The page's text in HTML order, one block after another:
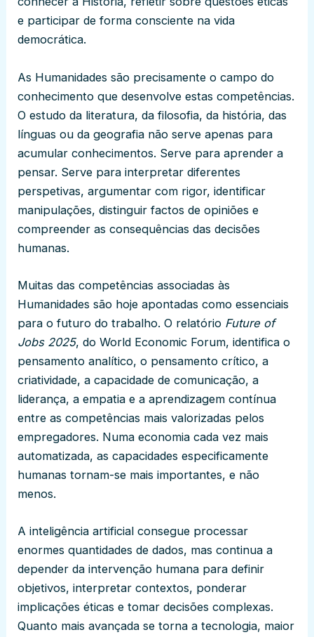
e participar de forma consciente na vida
democrática.
As Humanidades são precisamente o campo do
conhecimento que desenvolve estas competências.
O estudo da literatura, da filosofia, da história, das
línguas ou da geografia não serve apenas para
acumular conhecimentos. Serve para aprender a
pensar. Serve para interpretar diferentes
perspetivas, argumentar com rigor, identificar
manipulações, distinguir factos de opiniões e
compreender as consequências das decisões
humanas.
Muitas das competências associadas às
Humanidades são hoje apontadas como essenciais
para o futuro do trabalho. O relatório Future of
Jobs 2025, do World Economic Forum, identifica o
pensamento analítico, o pensamento crítico, a
criatividade, a capacidade de comunicação, a
liderança, a empatia e a aprendizagem contínua
entre as competências mais valorizadas pelos
empregadores. Numa economia cada vez mais
automatizada, as capacidades especificamente
humanas tornam-se mais importantes, e não
menos.
A inteligência artificial consegue processar
enormes quantidades de dados, mas continua a
depender da intervenção humana para definir
objetivos, interpretar contextos, ponderar
implicações éticas e tomar decisões complexas.
Quanto mais avançada se torna a tecnologia, maior